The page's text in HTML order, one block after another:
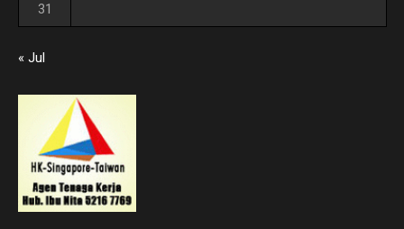
31
« Jul